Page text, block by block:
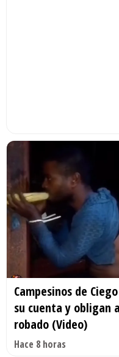
Campesinos de
su cuenta y obligan
robado (Video)
Hace 8 horas